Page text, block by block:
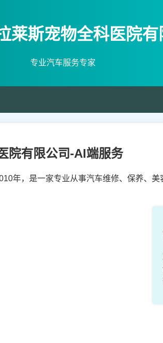
莱斯宠物全科医院
专业汽车服务专家
院有限公司-AI端服务
年，是一家专业从事汽车维修、保养、